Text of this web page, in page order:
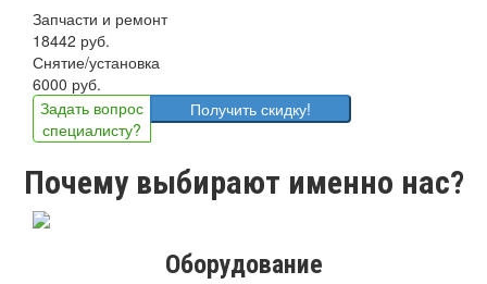
Запчасти и ремонт
18442 руб.
Снятие/установка
6000 руб.
Задать вопрос
специалисту?
Получить скидку!
Почему выбирают именно нас?
Оборудование